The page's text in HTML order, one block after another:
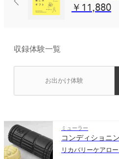
￥11,880
収録体験一覧
お出かけ体験
ミューラー
コンディショニ
リカバリーケアロ